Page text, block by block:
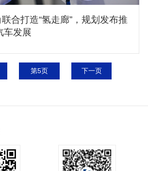
合打造“氢走廊”，规划发布推
车发展
第5页 下一页